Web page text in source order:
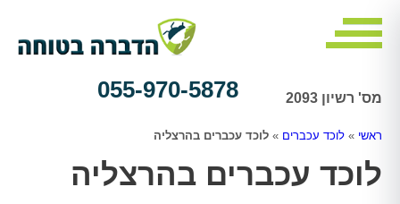
מס' רשיון 2093 055-970-5878
ראשי » לוכד עכברים » לוכד עכברים בהרצליה
לוכד עכברים בהרצליה